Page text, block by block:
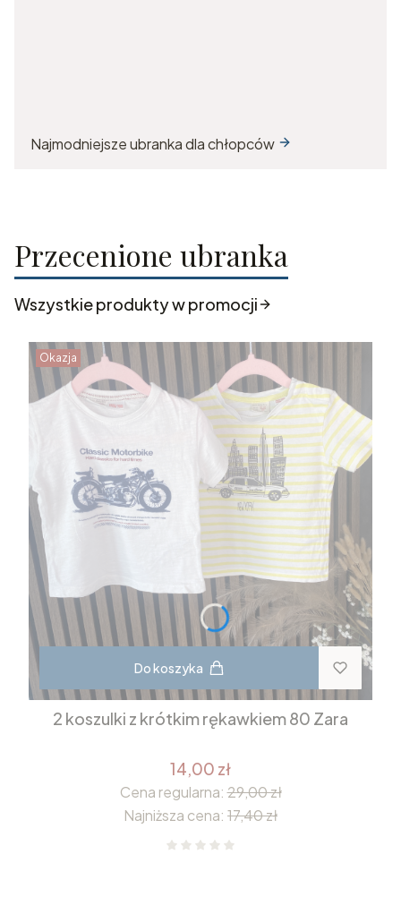
Najmodniejsze ubranka dla chłopców
Przecenione ubranka
Wszystkie produkty w promocji
Okazja
Do koszyka
2 koszulki z krótkim rękawkiem 80 Zara
14,00 zł
Cena regularna: 29,00 zł
Najniższa cena: 17,40 zł